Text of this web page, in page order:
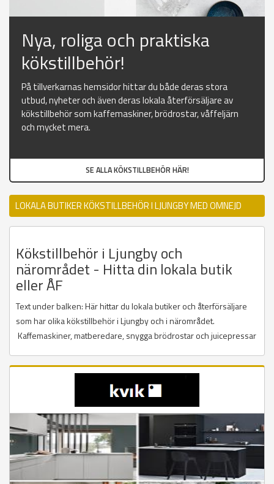
Nya, roliga och praktiska
kökstillbehör!
På tillverkarnas hemsidor hittar du både deras stora
utbud, nyheter och även deras lokala återförsäljare av
kökstillbehör som kaffemaskiner, brödrostar, våffeljärn
och mycket mera.
SE ALLA KÖKSTILLBEHÖR HÄR!
LOKALA BUTIKER KÖKSTILLBEHÖR I LJUNGBY MED OMNEJD
Kökstillbehör i Ljungby och
närområdet - Hitta din lokala butik
eller ÅF
Text under balken: Här hittar du lokala butiker och återförsäljare
som har olika kökstillbehör i Ljungby och i närområdet.
Kaffemaskiner, matberedare, snygga brödrostar och juicepressar